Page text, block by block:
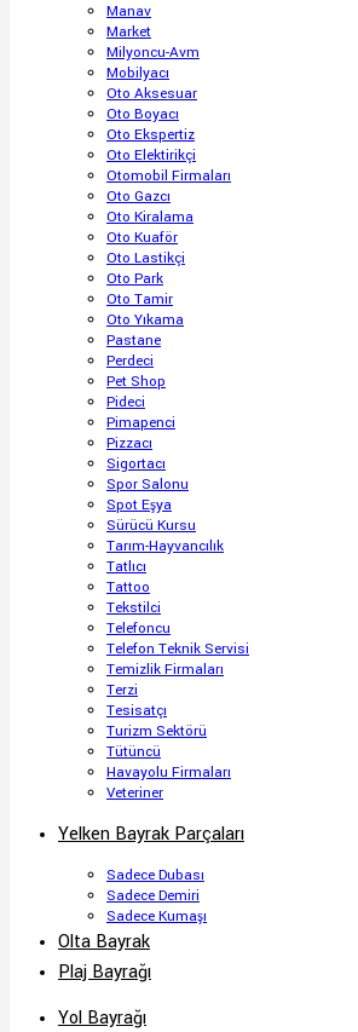
Manav
Market
Milyoncu-Avm
Mobilyacı
Oto Aksesuar
Oto Boyacı
Oto Ekspertiz
Oto Elektirikçi
Otomobil Firmaları
Oto Gazcı
Oto Kiralama
Oto Kuaför
Oto Lastikçi
Oto Park
Oto Tamir
Oto Yıkama
Pastane
Perdeci
Pet Shop
Pideci
Pimapenci
Pizzacı
Sigortacı
Spor Salonu
Spot Eşya
Sürücü Kursu
Tarım-Hayvancılık
Tatlıcı
Tattoo
Tekstilci
Telefoncu
Telefon Teknik Servisi
Temizlik Firmaları
Terzi
Tesisatçı
Turizm Sektörü
Tütüncü
Havayolu Firmaları
Veteriner
Yelken Bayrak Parçaları
Sadece Dubası
Sadece Demiri
Sadece Kumaşı
Olta Bayrak
Plaj Bayrağı
Yol Bayrağı